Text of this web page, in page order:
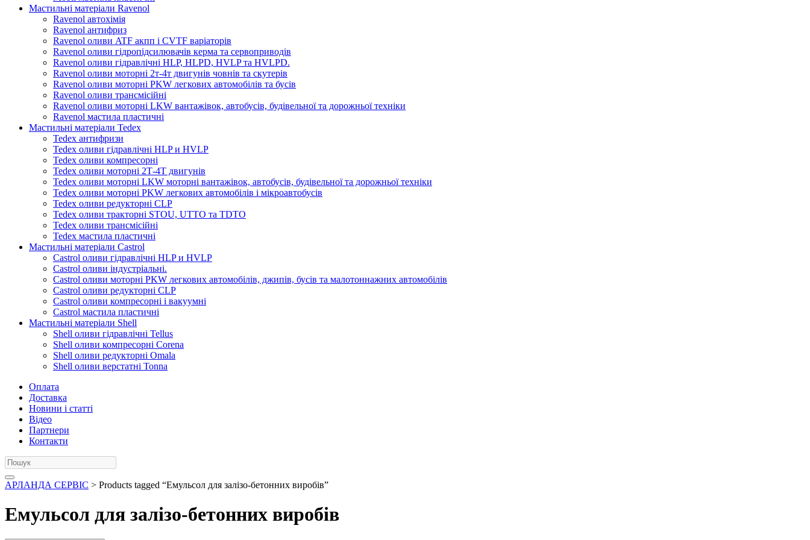
Мастильні матеріали Ravenol
Ravenol автохімія
Ravenol антифриз
Ravenol оливи ATF акпп і CVTF варіаторів
Ravenol оливи гідропідсилювачів керма та сервоприводів
Ravenol оливи гідравлічні HLP, HLPD, HVLP та HVLPD.
Ravenol оливи моторні 2т-4т двигунів човнів та скутерів
Ravenol оливи моторні PKW легкових автомобілів та бусів
Ravenol оливи трансмісійні
Ravenol оливи моторні LKW вантажівок, автобусів, будівельної та дорожньої техніки
Ravenol мастила пластичні
Мастильні матеріали Tedex
Tedex антифризи
Tedex оливи гідравлічні HLP и HVLP
Tedex оливи компресорні
Tedex оливи моторні 2Т-4Т двигунів
Tedex оливи моторні LKW моторні вантажівок, автобусів, будівельної та дорожньої техніки
Tedex оливи моторні PKW легкових автомобілів і мікроавтобусів
Tedex оливи редукторні CLP
Tedex оливи тракторні STOU, UTTO та TDTO
Tedex оливи трансмісійні
Tedex мастила пластичні
Мастильні матеріали Castrol
Castrol оливи гідравлічні HLP и HVLP
Castrol оливи індустріальні.
Castrol оливи моторні PKW легкових автомобілів, джипів, бусів та малотоннажних автомобілів
Castrol оливи редукторні CLP
Castrol оливи компресорні і вакуумні
Castrol мастила пластичні
Мастильні матеріали Shell
Shell оливи гідравлічні Tellus
Shell оливи компресорні Corena
Shell оливи редукторні Omala
Shell оливи верстатні Tonna
Оплата
Доставка
Новини і статті
Відео
Партнери
Контакти
АРЛАНДА СЕРВІС > Products tagged “Емульсол для залізо-бетонних виробів”
Емульсол для залізо-бетонних виробів